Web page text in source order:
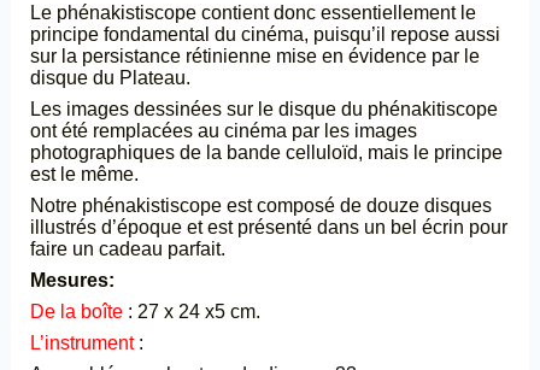
Le phénakistiscope contient donc essentiellement le
principe fondamental du cinéma, puisqu’il repose aussi
sur la persistance rétinienne mise en évidence par le
disque du Plateau.
Les images dessinées sur le disque du phénakitiscope
ont été remplacées au cinéma par les images
photographiques de la bande celluloïd, mais le principe
est le même.
Notre phénakistiscope est composé de douze disques
illustrés d’époque et est présenté dans un bel écrin pour
faire un cadeau parfait.
Mesures:
De la boîte: 27 x 24 x5 cm.
L’instrument: